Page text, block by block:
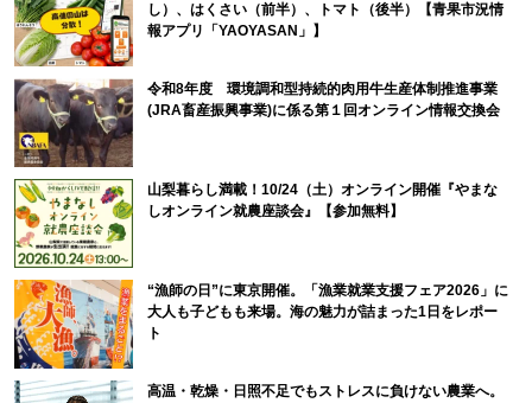
し）、はくさい（前半）、トマト（後半）【青果市況情
報アプリ「YAOYASAN」】
令和8年度 環境調和型持続的肉用牛生産体制推進事業
(JRA畜産振興事業)に係る第１回オンライン情報交換会
山梨暮らし満載！10/24（土）オンライン開催『やまな
しオンライン就農座談会』【参加無料】
“漁師の日”に東京開催。「漁業就業支援フェア2026」に
大人も子どもも来場。海の魅力が詰まった1日をレポー
ト
高温・乾燥・日照不足でもストレスに負けない農業へ。